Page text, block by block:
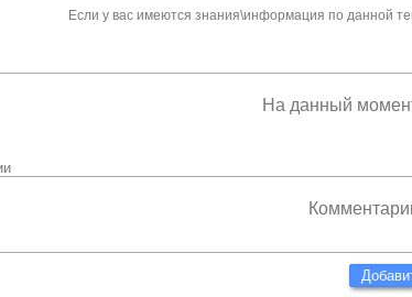
Если у вас имеются знания\информация по данной
На данный